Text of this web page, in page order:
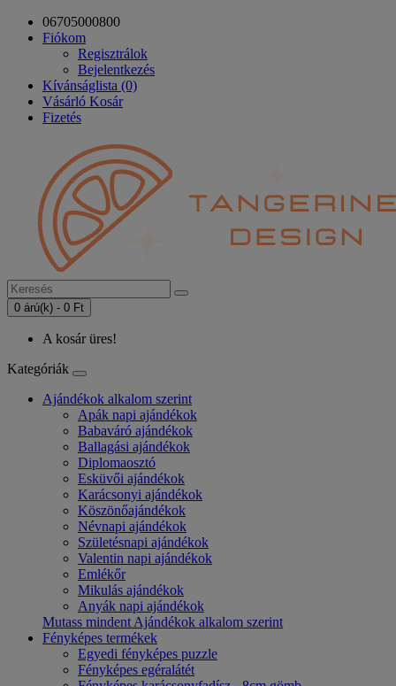
06705000800
Fiókom
Regisztrálok
Bejelentkezés
Kívánságlista (0)
Vásárló Kosár
Fizetés
0 árú(k) - 0 Ft
A kosár üres!
Kategóriák
Ajándékok alkalom szerint
Apák napi ajándékok
Babaváró ajándékok
Ballagási ajándékok
Diplomaosztó
Esküvői ajándékok
Karácsonyi ajándékok
Köszönőajándékok
Névnapi ajándékok
Születésnapi ajándékok
Valentin napi ajándékok
Emlékőr
Mikulás ajándékok
Anyák napi ajándékok
Mutass mindent Ajándékok alkalom szerint
Fényképes termékek
Egyedi fényképes puzzle
Fényképes egéralátét